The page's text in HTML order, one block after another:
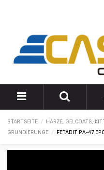
STARTSEITE
HARZE, GELCOATS,
GRUNDIERUNGE
FETADIT PA-47